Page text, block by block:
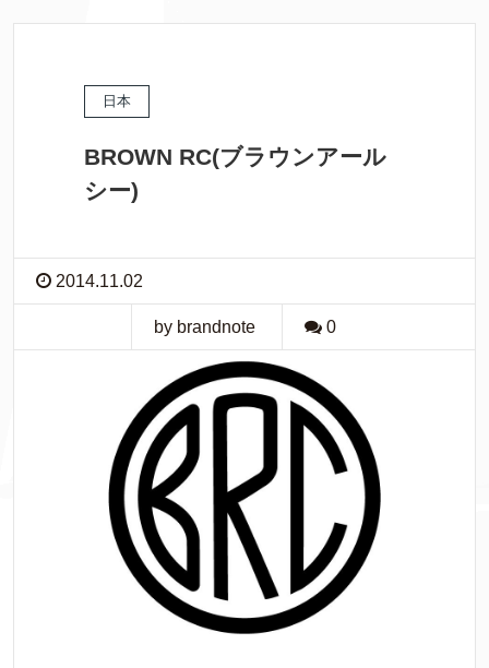
日本
BROWN RC(ブラウンアール
シー)
2014.11.02
by brandnote 0